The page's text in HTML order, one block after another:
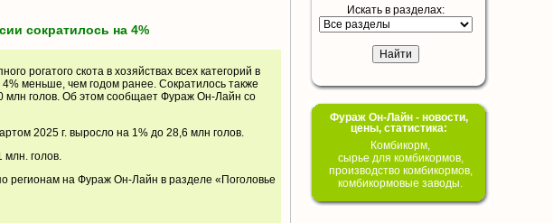
сократилось на 4%
рогатого скота в хозяйствах всех категорий в
меньше, чем годом ранее. Сократилось также
млн голов. Об этом сообщает Фураж Он-Лайн со
2025 г. выросло на 1% до 28,6 млн голов.
млн. голов.
регионам на Фураж Он-Лайн в разделе « Поголовье
Искать в разделах:
Фураж Он-Лайн - новости,
цены, статистика:
Комбикорм,
сырье для комбикормов,
производство комбикормов,
комбикормовые заводы.